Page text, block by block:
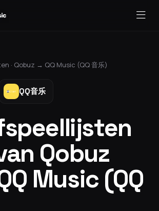
· Qobuz → QQ Music (QQ 音乐)
QQ音乐
Qobuz
Music (QQ